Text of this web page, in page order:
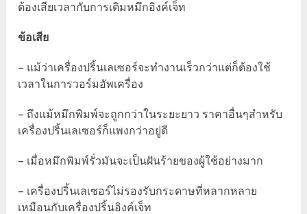
ต้องเสียเวลากับการเติมหมึกอิงค์เจ็ท
ข้อเสีย
– แม้ว่าเครื่องปริ้นเลเซอร์จะทำงานเร็วกว่าแต่ก็ต้องใช้
เวลาในการวอร์มอัพเครื่อง
– ถึงแม้หมึกพิมพ์จะถูกกว่าในระยะยาว ราคาอื่นๆสำหรับ
เครื่องปริ้นเลเซอร์ก็แพงกว่าอยู่ดี
– เมื่อหมึกพิมพ์รั่วมันจะเป็นฝันร้ายของผู้ใช้อย่างมาก
– เครื่องปริ้นเลเซอร์ไม่รองรับกระดาษที่หลากหลาย
เหมือนกับเครื่องปริ้นอิงค์เจ็ท